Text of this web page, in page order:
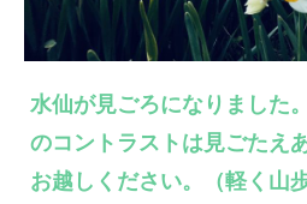
水仙が見ごろになりました
のコントラストは見ごたえ
お越しください。（軽く山